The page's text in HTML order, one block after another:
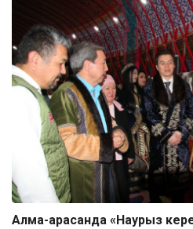
Алма-арасанда «Наурыз